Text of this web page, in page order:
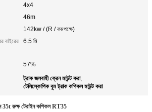
4x4
46m
142kw / (R / কমপক্ষে)
বাইরের
6.5 মি
57%
ট্রাক জলবাহী ক্রেন মাউন্ট করা,
টেলিস্কোপিক বুম ট্রাক কপিকল মাউন্ট করা
35t রুক্ষ টেরাইন কপিকল RT35